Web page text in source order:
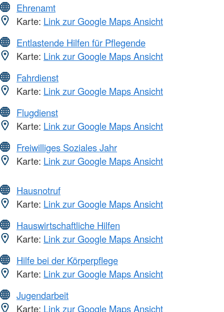
Ehrenamt
Karte: Link zur Google Maps Ansicht
Entlastende Hilfen für Pflegende
Karte: Link zur Google Maps Ansicht
Fahrdienst
Karte: Link zur Google Maps Ansicht
Flugdienst
Karte: Link zur Google Maps Ansicht
Freiwilliges Soziales Jahr
Karte: Link zur Google Maps Ansicht
Hausnotruf
Karte: Link zur Google Maps Ansicht
Hauswirtschaftliche Hilfen
Karte: Link zur Google Maps Ansicht
Hilfe bei der Körperpflege
Karte: Link zur Google Maps Ansicht
Jugendarbeit
Karte: Link zur Google Maps Ansicht